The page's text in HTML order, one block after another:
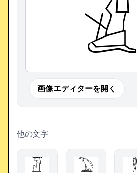
画像エディターを開く
他の文字
𓁠 𓅐 𓎄